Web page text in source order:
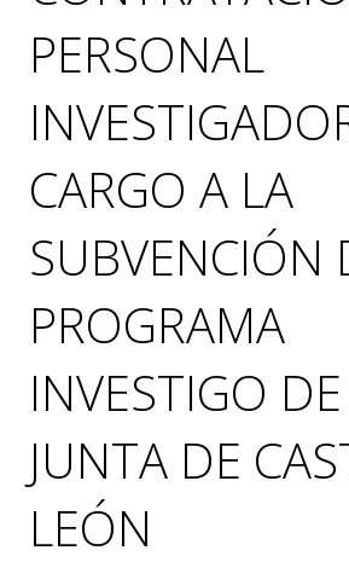
PERSONAL
CARGO A LA
SUBVENCIÓN
PROGRAMA
INVESTIGO
JUNTA DE
LEÓN